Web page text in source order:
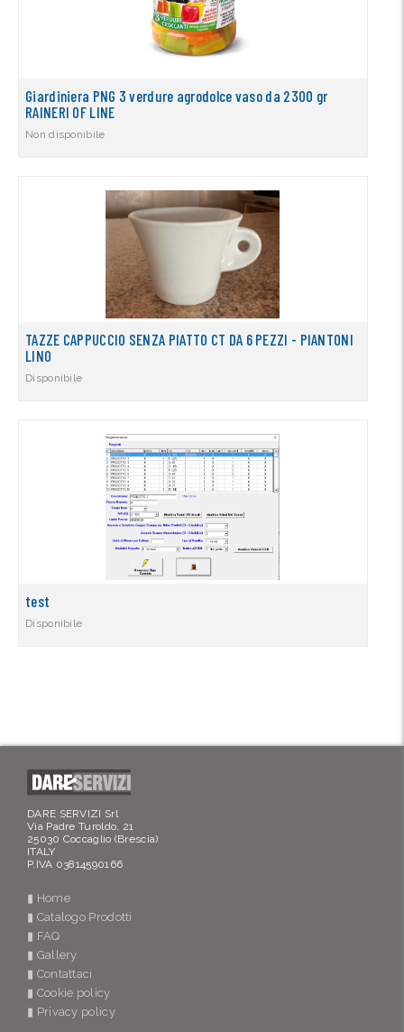
Giardiniera PNG 3 verdure agrodolce vaso da 2300 gr
RAINERI OF LINE
Non disponibile
TAZZE CAPPUCCIO SENZA PIATTO CT DA 6 PEZZI - PIANTONI
LINO
Disponibile
test
Disponibile
DARE SERVIZI Srl
Via Padre Turoldo, 21
25030 Coccaglio (Brescia)
ITALY
P.IVA 03814590166
▮ Home
▮ Catalogo Prodotti
▮ FAQ
▮ Gallery
▮ Contattaci
▮ Cookie policy
▮ Privacy policy